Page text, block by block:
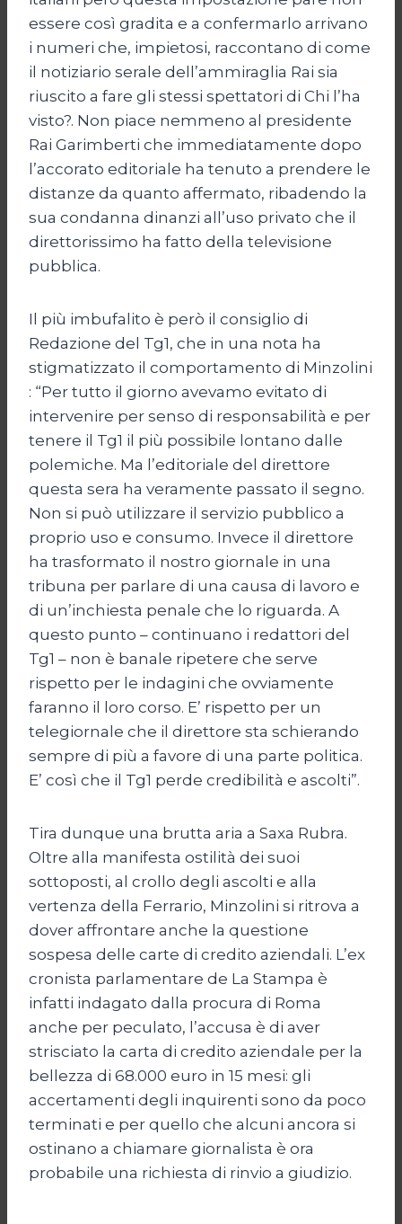
essere così gradita e a confermarlo arrivano
i numeri che, impietosi, raccontano di come
il notiziario serale dell’ammiraglia Rai sia
riuscito a fare gli stessi spettatori di Chi l’ha
visto?. Non piace nemmeno al presidente
Rai Garimberti che immediatamente dopo
l’accorato editoriale ha tenuto a prendere le
distanze da quanto affermato, ribadendo la
sua condanna dinanzi all’uso privato che il
direttorissimo ha fatto della televisione
pubblica.
Il più imbufalito è però il consiglio di
Redazione del Tg1, che in una nota ha
stigmatizzato il comportamento di Minzolini
: “Per tutto il giorno avevamo evitato di
intervenire per senso di responsabilità e per
tenere il Tg1 il più possibile lontano dalle
polemiche. Ma l’editoriale del direttore
questa sera ha veramente passato il segno.
Non si può utilizzare il servizio pubblico a
proprio uso e consumo. Invece il direttore
ha trasformato il nostro giornale in una
tribuna per parlare di una causa di lavoro e
di un’inchiesta penale che lo riguarda. A
questo punto – continuano i redattori del
Tg1 – non è banale ripetere che serve
rispetto per le indagini che ovviamente
faranno il loro corso. E’ rispetto per un
telegiornale che il direttore sta schierando
sempre di più a favore di una parte politica.
E’ così che il Tg1 perde credibilità e ascolti”.
Tira dunque una brutta aria a Saxa Rubra.
Oltre alla manifesta ostilità dei suoi
sottoposti, al crollo degli ascolti e alla
vertenza della Ferrario, Minzolini si ritrova a
dover affrontare anche la questione
sospesa delle carte di credito aziendali. L’ex
cronista parlamentare de La Stampa è
infatti indagato dalla procura di Roma
anche per peculato, l’accusa è di aver
strisciato la carta di credito aziendale per la
bellezza di 68.000 euro in 15 mesi: gli
accertamenti degli inquirenti sono da poco
terminati e per quello che alcuni ancora si
ostinano a chiamare giornalista è ora
probabile una richiesta di rinvio a giudizio.